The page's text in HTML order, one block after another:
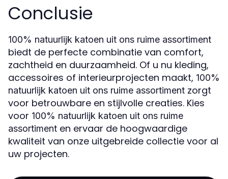
Conclusie
100% natuurlijk katoen uit ons ruime assortiment
biedt de perfecte combinatie van comfort,
zachtheid en duurzaamheid. Of u nu kleding,
accessoires of interieurprojecten maakt, 100%
natuurlijk katoen uit ons ruime assortiment zorgt
voor betrouwbare en stijlvolle creaties. Kies
voor 100% natuurlijk katoen uit ons ruime
assortiment en ervaar de hoogwaardige
kwaliteit van onze uitgebreide collectie voor al
uw projecten.